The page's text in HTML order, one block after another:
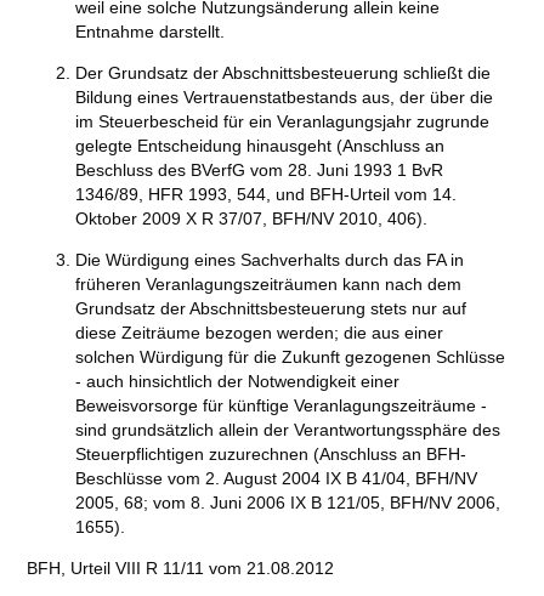
weil eine solche Nutzungsänderung allein keine
Entnahme darstellt.
Der Grundsatz der Abschnittsbesteuerung schließt die
Bildung eines Vertrauenstatbestands aus, der über die
im Steuerbescheid für ein Veranlagungsjahr zugrunde
gelegte Entscheidung hinausgeht (Anschluss an
Beschluss des BVerfG vom 28. Juni 1993 1 BvR
1346/89, HFR 1993, 544, und BFH-Urteil vom 14.
Oktober 2009 X R 37/07, BFH/NV 2010, 406).
Die Würdigung eines Sachverhalts durch das FA in
früheren Veranlagungszeiträumen kann nach dem
Grundsatz der Abschnittsbesteuerung stets nur auf
diese Zeiträume bezogen werden; die aus einer
solchen Würdigung für die Zukunft gezogenen Schlüsse
- auch hinsichtlich der Notwendigkeit einer
Beweisvorsorge für künftige Veranlagungszeiträume -
sind grundsätzlich allein der Verantwortungssphäre des
Steuerpflichtigen zuzurechnen (Anschluss an BFH-
Beschlüsse vom 2. August 2004 IX B 41/04, BFH/NV
2005, 68; vom 8. Juni 2006 IX B 121/05, BFH/NV 2006,
1655).
BFH, Urteil VIII R 11/11 vom 21.08.2012